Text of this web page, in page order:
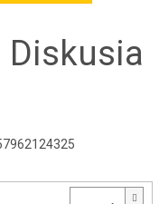
Diskusia